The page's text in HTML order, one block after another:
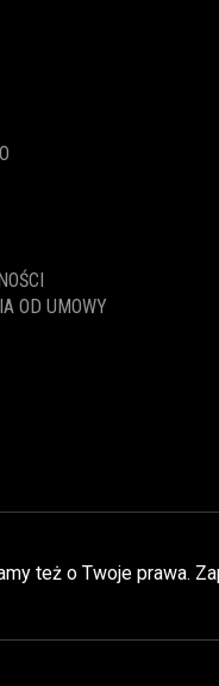
OD UMOWY
też o Twoje prawa.